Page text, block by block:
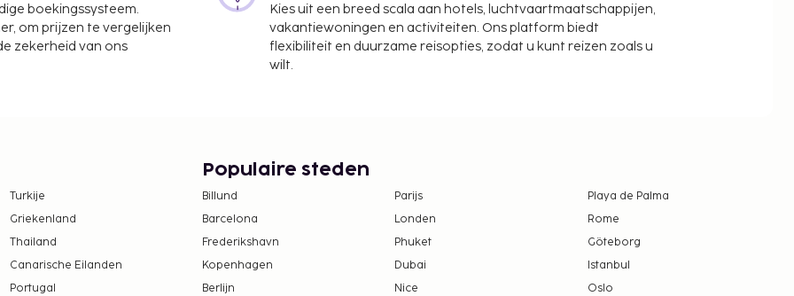
Philadelphia) -
een lift en kluisjes.
worden betaald. De
boekingssysteem.
om prijzen te vergelijken
zekerheid van ons
Kies uit een breed scala aan hotels, luchtvaartmaatschappijen,
vakantiewoningen en activiteiten. Ons platform biedt
flexibiliteit en duurzame reisopties, zodat u kunt reizen zoals u
wilt.
Turkije
Griekenland
Thailand
Canarische Eilanden
Portugal
Populaire steden
Billund Parijs
Playa de Palma
Barcelona
Londen
Rome
Frederikshavn
Phuket
Göteborg
Kopenhagen
Dubai
Istanbul
Berlijn
Nice Oslo